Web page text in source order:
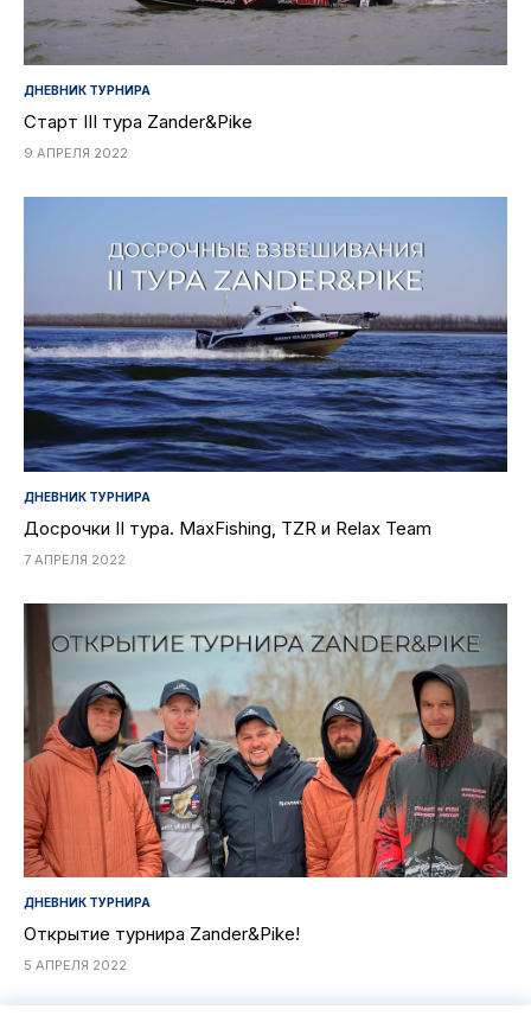
ДНЕВНИК ТУРНИРА
Старт III тура Zander&Pike
9 АПРЕЛЯ 2022
ДНЕВНИК ТУРНИРА
Досрочки II тура. MaxFishing, TZR и Relax Team
7 АПРЕЛЯ 2022
ДНЕВНИК ТУРНИРА
Открытие турнира Zander&Pike!
5 АПРЕЛЯ 2022